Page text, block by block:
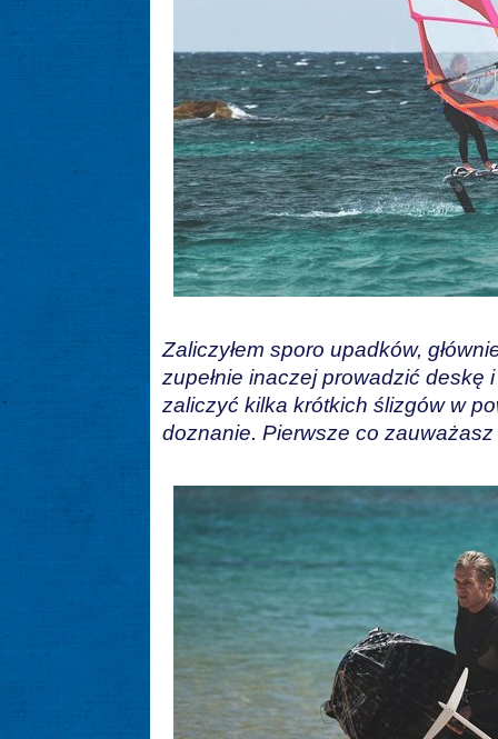
Zaliczyłem sporo upadków,
zupełnie inaczej prowadzić deskę
zaliczyć kilka krótkich ślizgów w
doznanie. Pierwsze co